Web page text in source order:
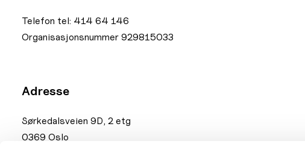
Telefon tel: 414 64 146
Organisasjonsnummer 929815033
Adresse
Sørkedalsveien 9D, 2 etg
0369 Oslo